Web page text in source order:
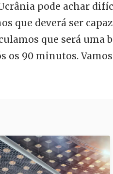
pode achar
que deverá ser
que será uma
os 90 minutos.